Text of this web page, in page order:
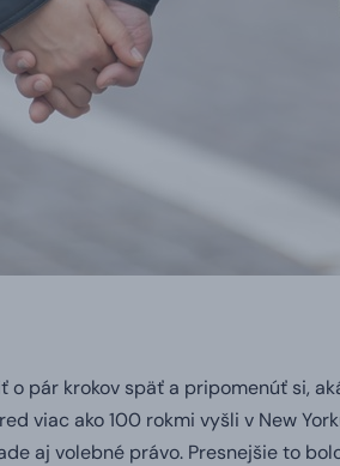
pár krokov späť a pripomenúť si,
viac ako 100 rokmi vyšli v New
aj volebné právo. Presnejšie to